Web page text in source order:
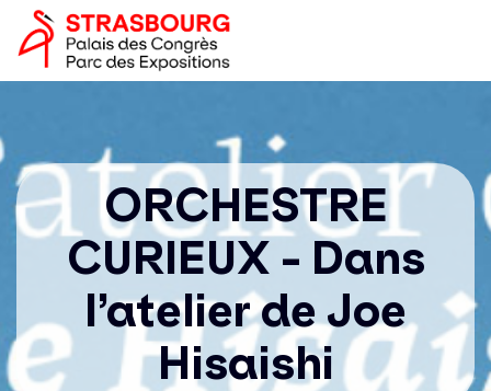
Aller
contenu
Image
logo
ORCHESTRE
CURIEUX - Dans
l’atelier de Joe
Hisaishi
Panneau de gestion des cookies